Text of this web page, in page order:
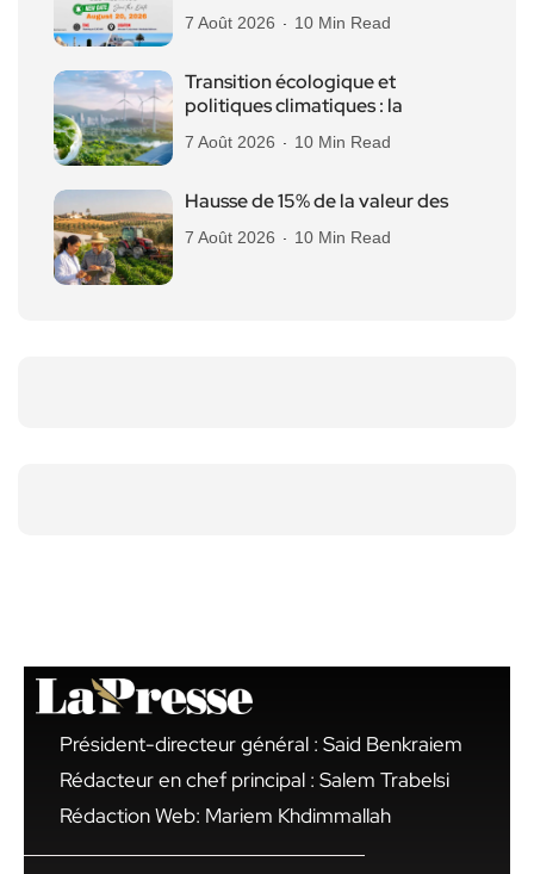
7 Août 2026 10 Min Read
Transition écologique et
politiques climatiques : la
7 Août 2026 10 Min Read
Hausse de 15% de la valeur des
7 Août 2026 10 Min Read
Président-directeur général : Said Benkraiem
Rédacteur en chef principal : Salem Trabelsi
Rédaction Web: Mariem Khdimmallah